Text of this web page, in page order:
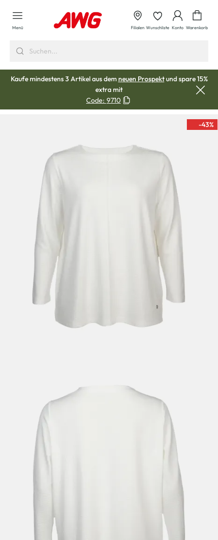
springen
Menü Filialen Wunschliste Konto Warenkorb
Kaufe mindestens 3 Artikel aus demneuen Prospektund spare 15%
extra mit
Code: 9710
-43%